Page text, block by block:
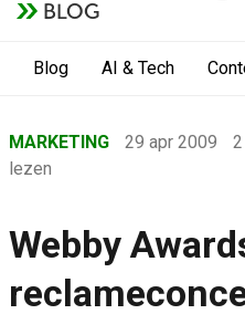
BLOG
Blog AI & Tech
›
Marketing
›
MARKETING 29 apr 2009
lezen
Webby